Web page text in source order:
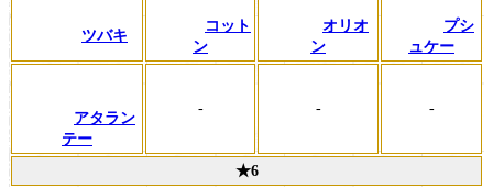
ツバキ
コット
ン
オリオ
ン
プシ
ュケー
アタラン
テー
- - -
★6